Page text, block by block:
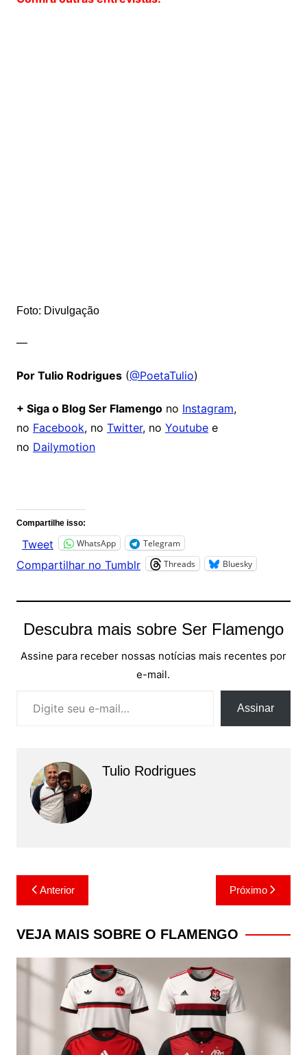
Foto: Divulgação
—
Por Tulio Rodrigues(@PoetaTulio)
+ Siga o Blog Ser Flamengono Instagram,
no Facebook, no Twitter, no Youtubee
no Dailymotion
Compartilhe isso:
Tweet WhatsApp Telegram
Compartilhar no Tumblr Threads Bluesky
Descubra mais sobre Ser Flamengo
Assine para receber nossas notícias mais recentes por
e-mail.
Assinar
Tulio Rodrigues
Navegação
de
Post
Anterior Próximo
VEJA MAIS SOBRE O FLAMENGO